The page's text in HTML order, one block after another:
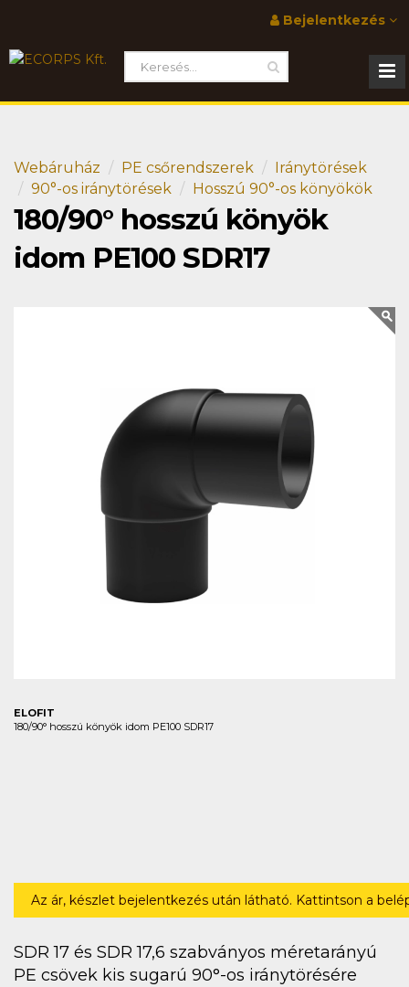
Bejelentkezés
Webáruház PE csőrendszerek
Iránytörések
90°-os iránytörések
Hosszú 90°-os könyökök
180/90° hosszú könyök
idom PE100 SDR17
ELOFIT
180/90° hosszú könyök idom PE100 SDR17
Az ár, készlet bejelentkezés után látható. Kattintson a
SDR 17 és SDR 17,6 szabványos méretarányú
PE csövek kis sugarú 90°-os iránytörésére